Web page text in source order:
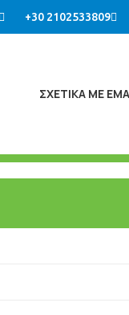
+30 2102533809
ΣΧΕΤΙΚΑ ΜΕ